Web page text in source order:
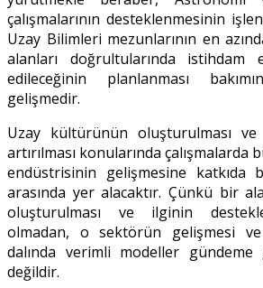
çalışmalarının desteklenmesinin
Uzay Bilimleri mezunlarının en
alanları doğrultularında istihdam
edileceğinin planlanması
gelişmedir.
Uzay kültürünün oluşturulması
artırılması konularında çalışmalarda
endüstrisinin gelişmesine katkıda
arasında yer alacaktır. Çünkü bir
oluşturulması ve ilginin
olmadan, o sektörün gelişmesi
dalında verimli modeller
değildir.